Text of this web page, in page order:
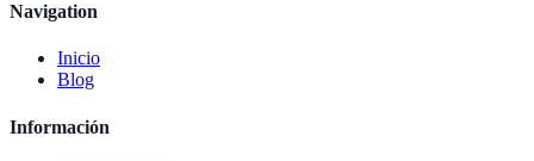
Navigation
Inicio
Blog
Información